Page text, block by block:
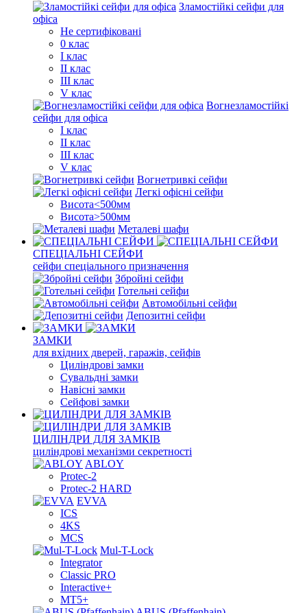
Зламостійкі сейфи для
офіса
Не сертифіковані
0 клас
I клас
II клас
III клас
V клас
Вогнезламостійкі
сейфи для офіса
I клас
II клас
III клас
V клас
Вогнетривкі сейфи
Легкі офісні сейфи
Висота<500мм
Висота>500мм
Металеві шафи
СПЕЦІАЛЬНІ СЕЙФИ
сейфи спеціального призначення
Збройні сейфи
Готельні сейфи
Автомобільні сейфи
Депозитні сейфи
ЗАМКИ
для вхідних дверей, гаражів, сейфів
Циліндрові замки
Сувальдні замки
Навісні замки
Сейфові замки
ЦИЛІНДРИ ДЛЯ ЗАМКІВ
циліндрові механізми секретності
ABLOY
Protec-2
Protec-2 HARD
EVVA
ICS
4KS
MCS
Mul-T-Lock
Integrator
Classic PRO
Interactive+
MT5+